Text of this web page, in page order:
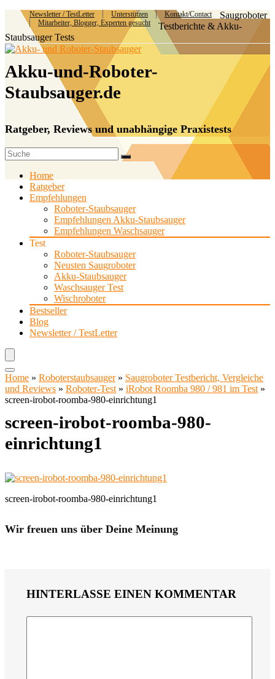
Newsletter / TestLetter Unterstützen
Kontakt/Contact
Mitarbeiter, Blogger, Experten gesucht
Saugroboter
Testberichte & Akku-
Staubsauger Tests
Akku-und-Roboter-
Staubsauger.de
Ratgeber, Reviews und unabhängige Praxistests
Home
Ratgeber
Empfehlungen
Roboter-Staubsauger
Empfehlungen Akku-Staubsauger
Empfehlungen Waschsauger
Test
Roboter-Staubsauger
Neusten Saugroboter
Akku-Staubsauger
Waschsauger Test
Wischroboter
Bestseller
Blog
Newsletter / TestLetter
Home » Roboterstaubsauger» Saugroboter Testbericht, Vergleiche
und Reviews » Roboter-Test » iRobot Roomba 980 / 981 im Test »
screen-irobot-roomba-980-einrichtung1
screen-irobot-roomba-980-
einrichtung1
screen-irobot-roomba-980-einrichtung1
Wir freuen uns über Deine Meinung
HINTERLASSE EINEN KOMMENTAR